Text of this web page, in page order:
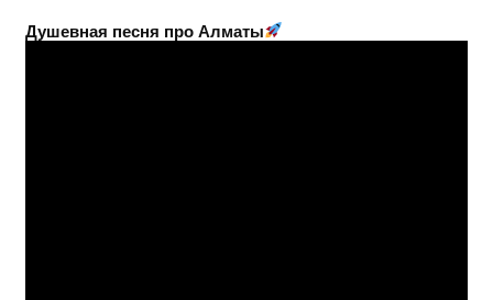
Душевная песня про Алматы